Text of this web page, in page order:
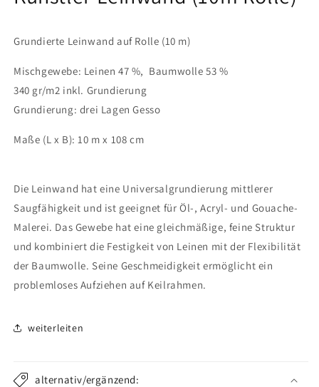
Grundierte Leinwand auf Rolle (10 m)
Mischgewebe: Leinen 47 %, Baumwolle 53 %
340 gr/m2 inkl. Grundierung
Grundierung: drei Lagen Gesso
Maße (L x B): 10 m x 108 cm
Die Leinwand hat eine Universalgrundierung mittlerer
Saugfähigkeit und ist geeignet für Öl-, Acryl- und Gouache-
Malerei. Das Gewebe hat eine gleichmäßige, feine Struktur
und kombiniert die Festigkeit von Leinen mit der Flexibilität
der Baumwolle. Seine Geschmeidigkeit ermöglicht ein
problemloses Aufziehen auf Keilrahmen.
weiterleiten
alternativ/ergänzend: